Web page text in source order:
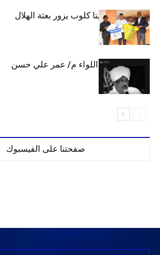
وفد رفيع من فيتا كلوب يزور بعثة الهلال
الهلال يحتسب اللواء م/ عمر علي حسن
صفحتنا على الفيسبوك